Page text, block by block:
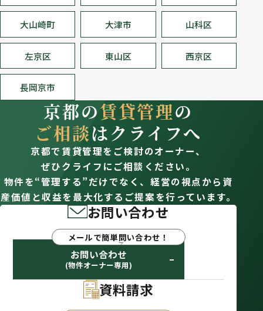
大山崎町 大津市 山科区
左京区 東山区 西京区
長岡京市
京都の賃貸管理の
ご相談はクライフへ
京都で賃貸管理をご検討のオーナー、
ぜひクライフにご相談ください。
物件を“管理する”だけでなく、経営の視点から資
産価値と収益を最大化するご提案を行っています。
お問い合わせ
メールで簡単問い合わせ！
お問い合わせ
(物件オーナー専用)
資料請求